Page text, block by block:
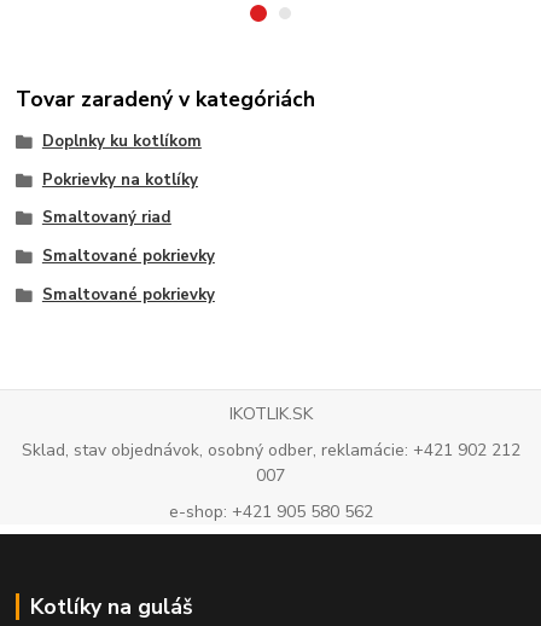
Tovar zaradený v kategóriách
Doplnky ku kotlíkom
Pokrievky na kotlíky
Smaltovaný riad
Smaltované pokrievky
Smaltované pokrievky
IKOTLIK.SK
Sklad, stav objednávok, osobný odber, reklamácie: +421 902 212
007
e-shop: +421 905 580 562
Kotlíky na guláš